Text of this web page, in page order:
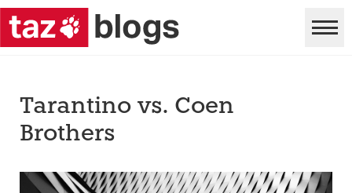
Tarantino vs. Coen
Brothers